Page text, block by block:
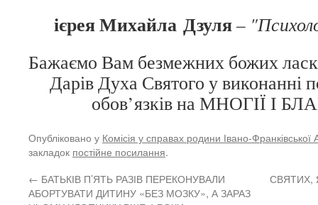
ієрея Михайла Дзуля–
Бажаємо Вам безмежних божих
Дарів Духа Святого у виконанні
обов’язків на МНОГІЇ І
Опубліковано у Комісія у справах родини Івано-Франківської
закладок постійне посилання.
← БАТЬКІВ П’ЯТЬ РАЗІВ ПЕРЕКОНУВАЛИ
АБОРТУВАТИ ДИТИНУ «БЕЗ МОЗКУ», А ЗАРАЗ
СВЯТИХ,